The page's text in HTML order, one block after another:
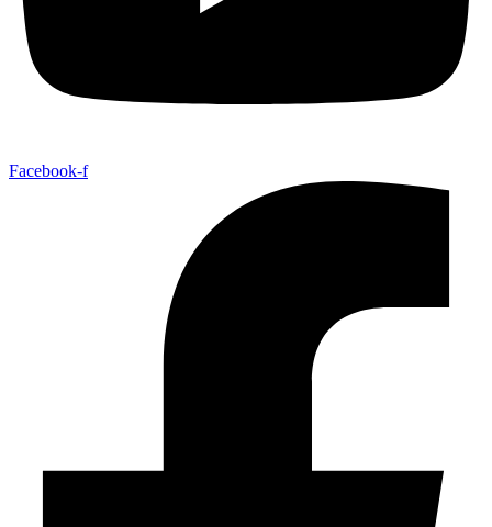
Facebook-f